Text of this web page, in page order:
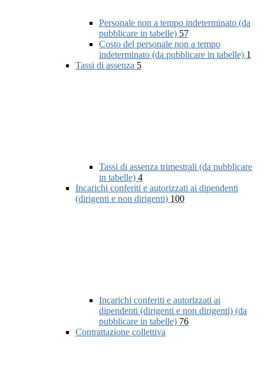
Personale non a tempo indeterminato (da
pubblicare in tabelle) 57
Costo del personale non a tempo
indeterminato (da pubblicare in tabelle) 1
Tassi di assenza 5
Tassi di assenza trimestrali (da pubblicare
in tabelle) 4
Incarichi conferiti e autorizzati ai dipendenti
(dirigenti e non dirigenti) 100
Incarichi conferiti e autorizzati ai
dipendenti (dirigenti e non dirigenti) (da
pubblicare in tabelle) 76
Contrattazione collettiva